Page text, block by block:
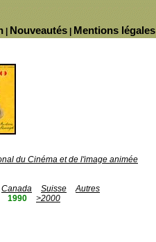
Mentions légales
Nouveautés
du Cinéma et de l'image animée
Canada Suisse
Autres
1990
>2000